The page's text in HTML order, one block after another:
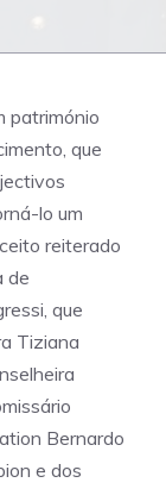
património
que
lo um
reiterado
de
que
Tiziana
Bernardo
e dos